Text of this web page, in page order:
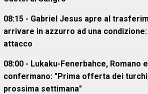
08:15 - Gabriel Jesus apre al
arrivare in azzurro ad una
attacco
08:00 - Lukaku-Fenerbahce, Romano
confermano: "Prima offerta dei
prossima settimana"